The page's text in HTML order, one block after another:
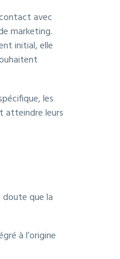
avec
marketing.
initial, elle
les
atteindre leurs
que la
à l’origine